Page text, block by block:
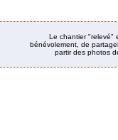
Le chantier "relevé"
bénévolement, de
partir des photos